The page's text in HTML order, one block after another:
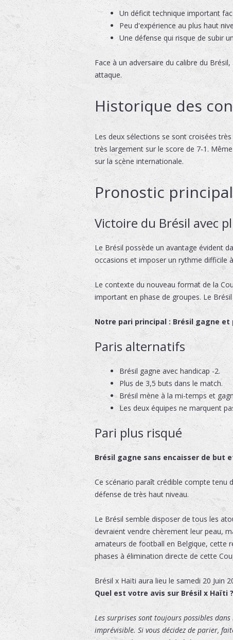
Un déficit technique important
Peu d'expérience au plus haut
Une défense qui risque de subir
Face à un adversaire du calibre du
attaque.
Historique des
Les deux sélections se sont croisées
très largement sur le score de 7-1.
sur la scène internationale.
Pronostic principal
Victoire du Brésil avec
Le Brésil possède un avantage évident
occasions et imposer un rythme difficile
Le contexte du nouveau format de la
important en phase de groupes. Le
Notre pari principal : Brésil gagne et
Paris alternatifs
Brésil gagne avec handicap -2.
Plus de 3,5 buts dans le match.
Brésil mène à la mi-temps et
Les deux équipes ne marquent
Pari plus risqué
Brésil gagne sans encaisser de but
Ce scénario paraît crédible compte tenu
défense de très haut niveau.
Le Brésil semble disposer de tous les
devraient vendre chèrement leur peau,
amateurs de football en Belgique, cette
phases à élimination directe de cette
Brésil x Haïti aura lieu le samedi 20 Juin
Quel est votre avis sur Brésil x Haïti ?
Les surprises sont toujours possibles
imprévisible. Si vous décidez de parier,